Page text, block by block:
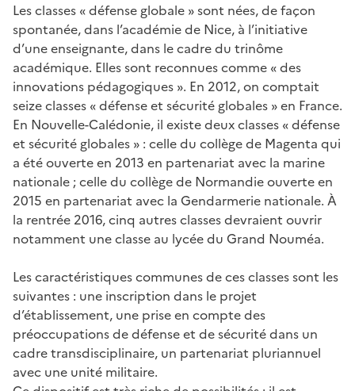
Les classes « défense globale » sont nées, de façon
spontanée, dans l’académie de Nice, à l’initiative
d’une enseignante, dans le cadre du trinôme
académique. Elles sont reconnues comme « des
innovations pédagogiques ». En 2012, on comptait
seize classes « défense et sécurité globales » en France.
En Nouvelle-Calédonie, il existe deux classes « défense
et sécurité globales » : celle du collège de Magenta qui
a été ouverte en 2013 en partenariat avec la marine
nationale ; celle du collège de Normandie ouverte en
2015 en partenariat avec la Gendarmerie nationale. À
la rentrée 2016, cinq autres classes devraient ouvrir
notamment une classe au lycée du Grand Nouméa.
Les caractéristiques communes de ces classes sont les
suivantes : une inscription dans le projet
d’établissement, une prise en compte des
préoccupations de défense et de sécurité dans un
cadre transdisciplinaire, un partenariat pluriannuel
avec une unité militaire.